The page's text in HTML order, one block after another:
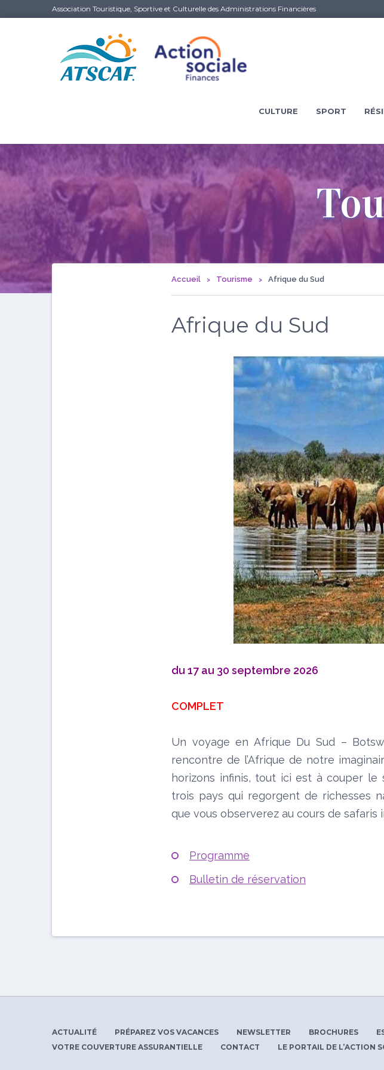
Association Touristique, Sportive et Culturelle des Administrations Financières
CULTURE SPORT
Accueil Tourisme Afrique du Sud
Afrique du Sud
du 17 au 30 septembre 2026
COMPLET
Un voyage en Afrique Du Sud –
rencontre de l’Afrique de notre
horizons infinis, tout ici est à couper le
trois pays qui regorgent de richesses
que vous observerez au cours de safaris
Programme
Bulletin de réservation
ACTUALITÉ PRÉPAREZ VOS VACANCES NEWSLETTER BROCHURES
VOTRE COUVERTURE ASSURANTIELLE
CONTACT LE PORTAIL DE L’ACTION